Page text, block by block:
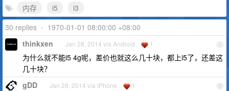
内存
i5
i3
30 replies • 1970-01-01 08:00:00 +08:00
1
thinkxen Jan 28, 2014 via Android 1
为什么就不能i5 4g呢，差价也就这么几十块，都上i5了，还差这
几十块？
2
gDD Jan 28, 2014 via iPhone 1